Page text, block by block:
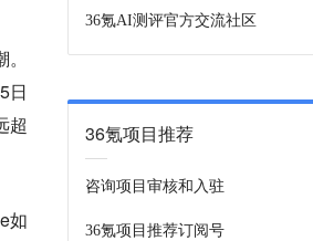
日
超
如
36氪AI测评官方交流社区
36氪项目推荐
咨询项目审核和入驻
36氪项目推荐订阅号